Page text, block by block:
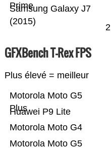
Samsung Galaxy J7
(2015)
Prime
2
GFXBench T-Rex FPS
Plus élevé = meilleur
Motorola Moto G5
Motorola Moto G4
Huawei P9 Lite
Motorola Moto G5
Plus